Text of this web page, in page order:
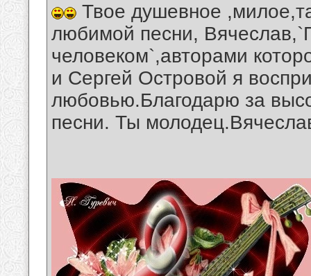
Твое душевное
любимой песни,
человеком`,авторами
и Сергей Островой я
любовью.Благодарю за
песни. Ты